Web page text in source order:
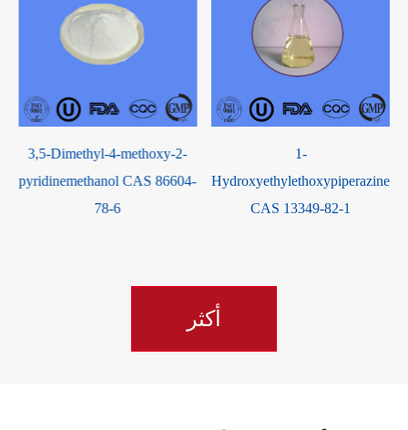
3,5-Dimethyl-4-methoxy-2-
pyridinemethanol CAS 86604-
78-6
1-
Hydroxyethylethoxypiperazine
CAS 13349-82-1
أكثر